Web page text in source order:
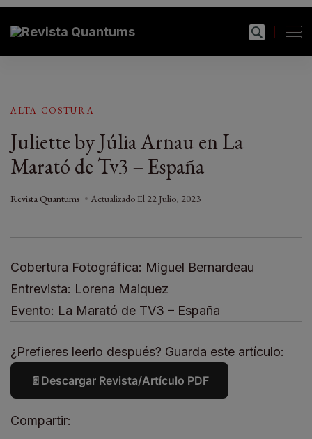
Revista Quantums
Todo sobre Moda, cultura, gastronomía y estilo de
ALTA COSTURA
Juliette by Júlia Arnau en La
Marató de Tv3 – España
Revista Quantums Actualizado El 22 Julio, 2023
Cobertura Fotográfica: Miguel Bernardeau
Entrevista: Lorena Maiquez
Evento: La Marató de TV3 – España
¿Prefieres leerlo después? Guarda este artículo:
📄 Descargar Revista/Artículo PDF
Compartir:
modal-check